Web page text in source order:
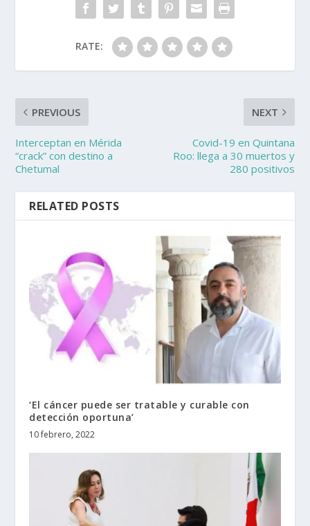
RATE:
PREVIOUS
Interceptan en Mérida
“crack” con destino a
Chetumal
NEXT
Covid-19 en Quintana
Roo: llega a 30 muertos y
280 positivos
RELATED POSTS
‘El cáncer puede ser tratable y curable con
detección oportuna’
10 febrero, 2022